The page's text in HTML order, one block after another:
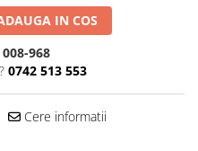
IN COS
008-968
0742 513 553
Cere informatii